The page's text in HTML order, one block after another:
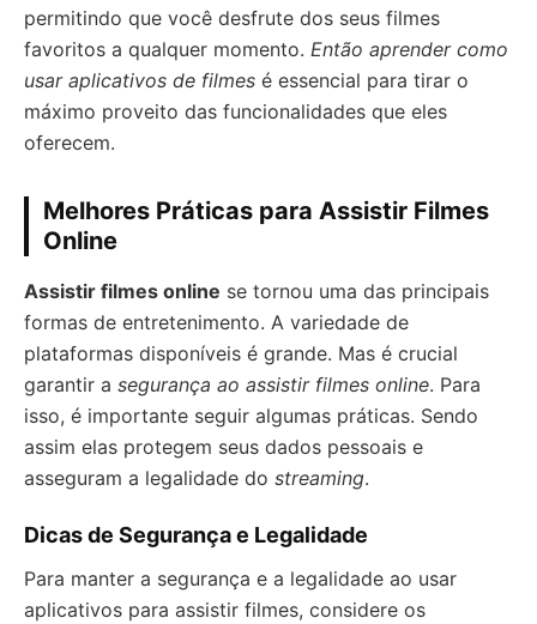
permitindo que você desfrute dos seus filmes
favoritos a qualquer momento. Então aprender como
usar aplicativos de filmes é essencial para tirar o
máximo proveito das funcionalidades que eles
oferecem.
Melhores Práticas para Assistir Filmes
Online
Assistir filmes online se tornou uma das principais
formas de entretenimento. A variedade de
plataformas disponíveis é grande. Mas é crucial
garantir a segurança ao assistir filmes online. Para
isso, é importante seguir algumas práticas. Sendo
assim elas protegem seus dados pessoais e
asseguram a legalidade do streaming.
Dicas de Segurança e Legalidade
Para manter a segurança e a legalidade ao usar
aplicativos para assistir filmes, considere os